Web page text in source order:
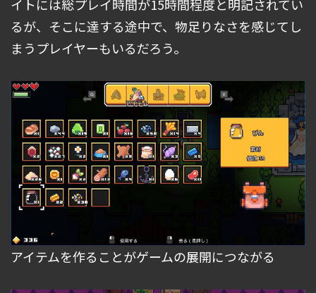
イトには総プレイ時間が15時間程度と明記されてい
るが、そこに達する途中で、物足りなさを感じてし
まうプレイヤーもいるだろう。
アイテムを作ることがゲームの展開につながる